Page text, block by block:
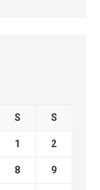
S S
1 2
8 9